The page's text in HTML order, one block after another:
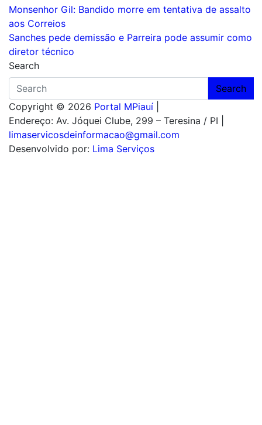
Navegação
de
Post
Monsenhor Gil: Bandido morre em tentativa de assalto
aos Correios
Sanches pede demissão e Parreira pode assumir como
diretor técnico
Search
Search
Copyright © 2026 Portal MPiauí
Endereço: Av. Jóquei Clube, 299 – Teresina / PI
limaservicosdeinformacao@gmail.com
Desenvolvido por: Lima Serviços